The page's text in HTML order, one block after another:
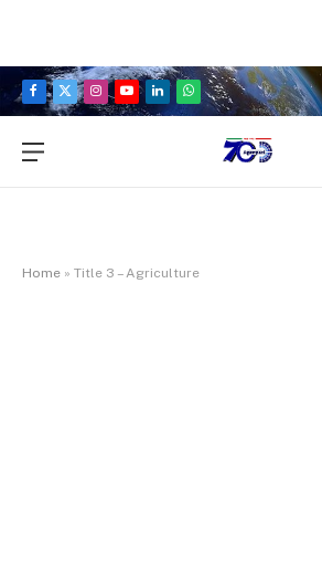
Facebook
X
Instagram
YouTubeLinkedInWhatsApp
Home » Title 3 – Agriculture